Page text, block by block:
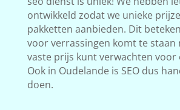
ontwikkeld zodat we unieke
pakketten aanbieden. Dit
voor verrassingen komt te staan
vaste prijs kunt verwachten voor
Ook in Oudelande is SEO dus
doen.